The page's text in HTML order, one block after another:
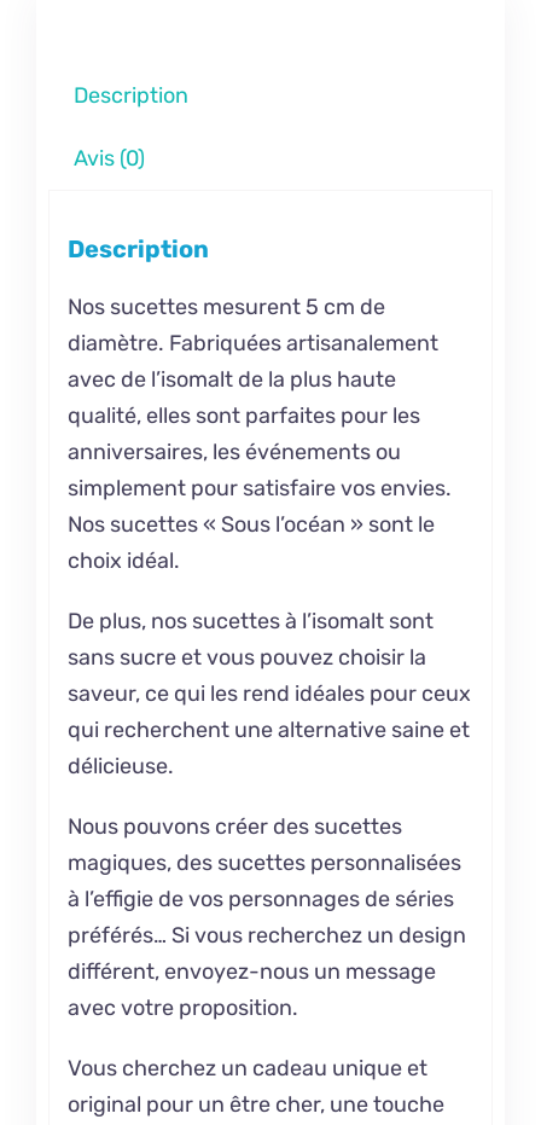
Description
Avis (0)
Description
Nos sucettes mesurent 5 cm de
diamètre. Fabriquées artisanalement
avec de l’isomalt de la plus haute
qualité, elles sont parfaites pour les
anniversaires, les événements ou
simplement pour satisfaire vos envies.
Nos sucettes « Sous l’océan » sont le
choix idéal.
De plus, nos sucettes à l’isomalt sont
sans sucre et vous pouvez choisir la
saveur, ce qui les rend idéales pour ceux
qui recherchent une alternative saine et
délicieuse.
Nous pouvons créer des sucettes
magiques, des sucettes personnalisées
à l’effigie de vos personnages de séries
préférés… Si vous recherchez un design
différent, envoyez-nous un message
avec votre proposition.
Vous cherchez un cadeau unique et
original pour un être cher, une touche